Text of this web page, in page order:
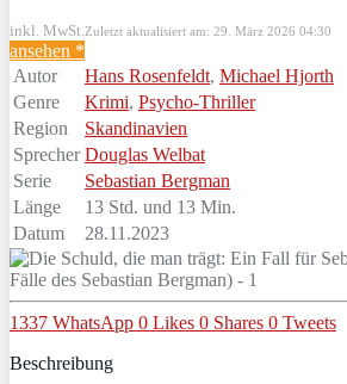
inkl. MwSt. Zuletzt aktualisiert am: 29. März 2026 04:30
ansehen *
Autor
Hans Rosenfeldt, Michael Hjorth
Genre
Krimi, Psycho-Thriller
Region
Skandinavien
Sprecher Douglas Welbat
Serie
Sebastian Bergman
Länge
13 Std. und 13 Min.
Datum
28.11.2023
1337 WhatsApp 0 Likes 0 Shares 0 Tweets
Beschreibung